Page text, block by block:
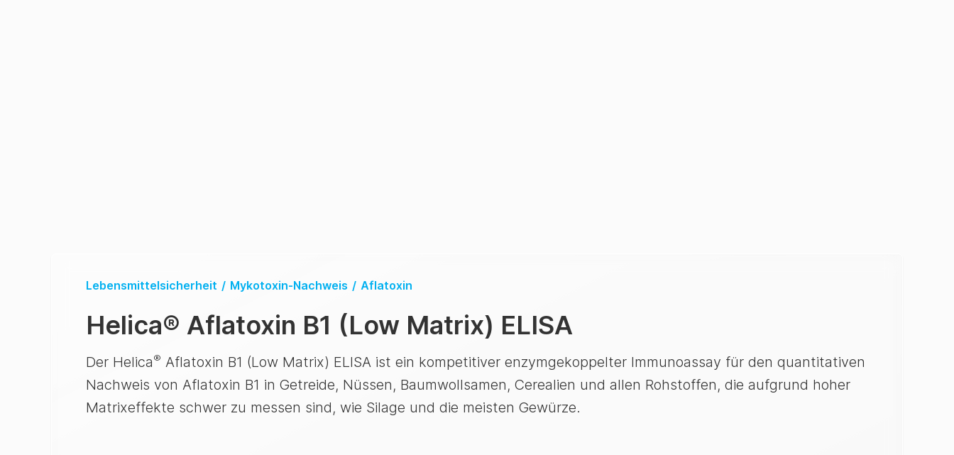
Lebensmittelsicherheit / Mykotoxin-Nachweis / Aflatoxin
Helica® Aflatoxin B1 (Low Matrix) ELISA
Der Helica® Aflatoxin B1 (Low Matrix) ELISA ist ein kompetitiver enzymgekoppelter Immunoassay für den quantitativen
Nachweis von Aflatoxin B1 in Getreide, Nüssen, Baumwollsamen, Cerealien und allen Rohstoffen, die aufgrund hoher
Matrixeffekte schwer zu messen sind, wie Silage und die meisten Gewürze.